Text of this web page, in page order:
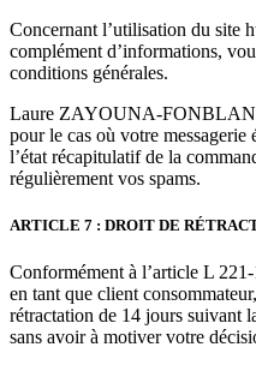
Concernant l’utilisation du site
complément d’informations,
conditions générales.
Laure ZAYOUNA-
pour le cas où votre messagerie
l’état récapitulatif de la
régulièrement vos spams.
ARTICLE 7 : DROIT DE
Conformément à l’article L
en tant que client
rétractation de 14 jours suivant
sans avoir à motiver votre